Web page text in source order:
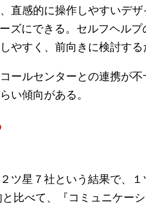
直感的に操作しやすいデ
ズにできる。セルフヘル
やすく、前向きに検討する
ルセンターとの連携が不
い傾向がある。
星７社という結果で、１
比べて、『コミュニケー